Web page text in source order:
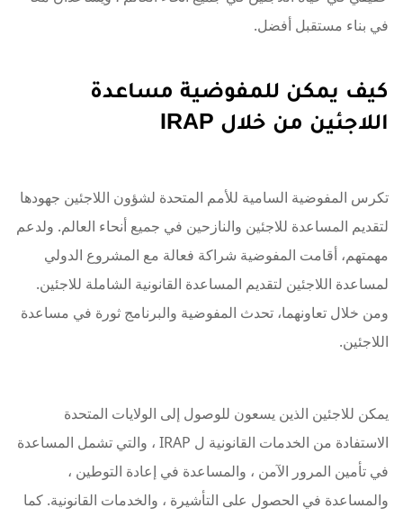
في بناء مستقبل أفضل.
كيف يمكن للمفوضية مساعدة
اللاجئين من خلال IRAP
تكرس المفوضية السامية للأمم المتحدة لشؤون اللاجئين جهودها
لتقديم المساعدة للاجئين والنازحين في جميع أنحاء العالم. ولدعم
مهمتهم، أقامت المفوضية شراكة فعالة مع المشروع الدولي
لمساعدة اللاجئين لتقديم المساعدة القانونية الشاملة للاجئين.
ومن خلال تعاونهما، تحدث المفوضية والبرنامج ثورة في مساعدة
اللاجئين.
يمكن للاجئين الذين يسعون للوصول إلى الولايات المتحدة
الاستفادة من الخدمات القانونية ل IRAP ، والتي تشمل المساعدة
في تأمين المرور الآمن ، والمساعدة في إعادة التوطين ،
والمساعدة في الحصول على التأشيرة ، والخدمات القانونية. كما